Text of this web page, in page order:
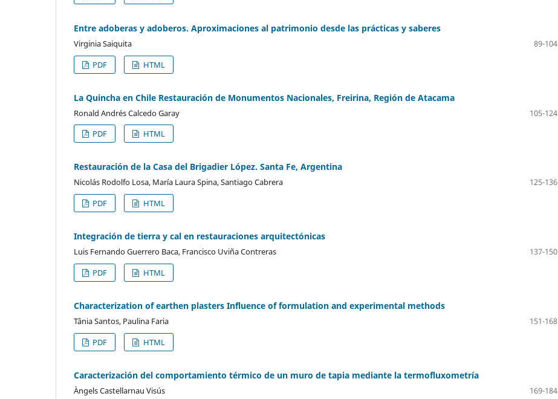
Entre adoberas y adoberos. Aproximaciones al patrimonio desde las prácticas y saberes
Virginia Saiquita
89-104
PDF
HTML
La Quincha en Chile Restauración de Monumentos Nacionales, Freirina, Región de Atacama
Ronald Andrés Calcedo Garay
105-124
PDF
HTML
Restauración de la Casa del Brigadier López. Santa Fe, Argentina
Nicolás Rodolfo Losa, María Laura Spina, Santiago Cabrera
125-136
PDF
HTML
Integración de tierra y cal en restauraciones arquitectónicas
Luis Fernando Guerrero Baca, Francisco Uviña Contreras
137-150
PDF
HTML
Characterization of earthen plasters Influence of formulation and experimental methods
Tânia Santos, Paulina Faria
151-168
PDF
HTML
Caracterización del comportamiento térmico de un muro de tapia mediante la termofluxometría
Àngels Castellarnau Visús 169-184